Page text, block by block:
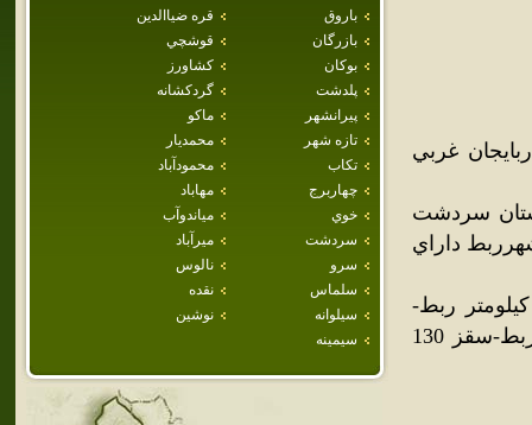
باروق
قره ضياالدين
بازرگان
قوشچي
بوكان
كشاورز
پلدشت
گردکشانه
پيرانشهر
ماكو
تازه شهر
محمديار
تكاب
محمودآباد
چهاربرج
مهاباد
خوي
مياندوآب
سردشت
ميرآباد
سرو
نالوس
سلماس
نقده
سيلوانه
نوشين
سيمينه
غربي
شهرستان سردشت
داراي
16 کيلومتر ربط-بوکان 85 کيلومتر ربط-مهاباد 105 کيلومتر ربط-
اروميه 210کيلومتر ربط-پيرانشهر 95 کيلومتر ربط-بانه 62 کيلومتر ربط-سقز 130